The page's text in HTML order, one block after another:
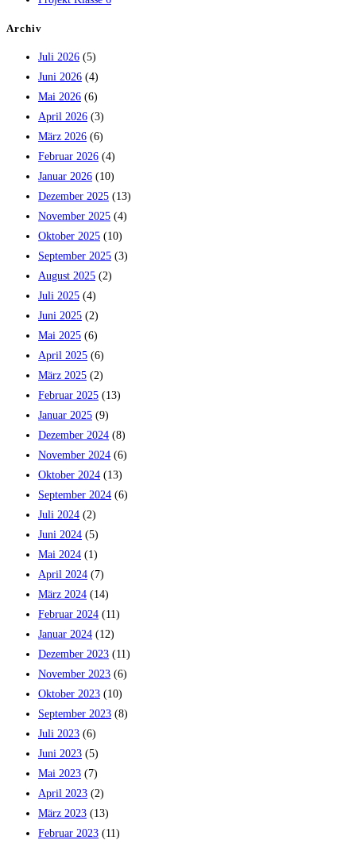
Archiv
Juli 2026 (5)
Juni 2026 (4)
Mai 2026 (6)
April 2026 (3)
März 2026 (6)
Februar 2026 (4)
Januar 2026 (10)
Dezember 2025 (13)
November 2025 (4)
Oktober 2025 (10)
September 2025 (3)
August 2025 (2)
Juli 2025 (4)
Juni 2025 (2)
Mai 2025 (6)
April 2025 (6)
März 2025 (2)
Februar 2025 (13)
Januar 2025 (9)
Dezember 2024 (8)
November 2024 (6)
Oktober 2024 (13)
September 2024 (6)
Juli 2024 (2)
Juni 2024 (5)
Mai 2024 (1)
April 2024 (7)
März 2024 (14)
Februar 2024 (11)
Januar 2024 (12)
Dezember 2023 (11)
November 2023 (6)
Oktober 2023 (10)
September 2023 (8)
Juli 2023 (6)
Juni 2023 (5)
Mai 2023 (7)
April 2023 (2)
März 2023 (13)
Februar 2023 (11)